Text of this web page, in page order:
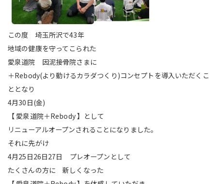
この度 埼玉所沢で43年
地域の健康を守ってこられた
愛泉道院 因泥接骨院さまに
＋Rebody(より動けるカラダつくり)コンセプトを導入いただくこ
ととなり
4月30日(金)
【 愛泉道院＋Rebody 】として
リニューアルオープンされることになりました。
それに先がけ
4月25日26日27日 プレオープンとして
たくさんの方に 新しくなった